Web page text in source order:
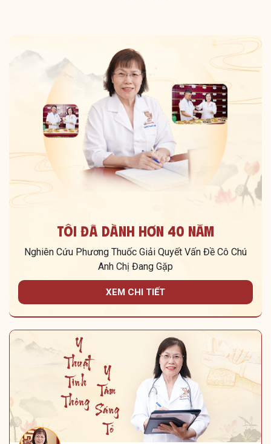
Tôi Đã Dành Hơn 40 Năm
Nghiên Cứu Phương Thuốc Giải Quyết Vấn Đề Cô Chú
Anh Chị Đang Gặp
XEM CHI TIẾT